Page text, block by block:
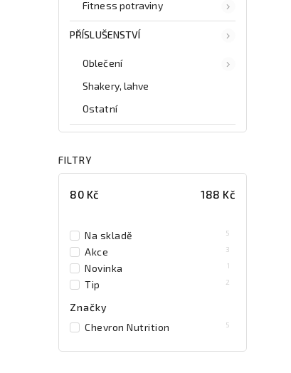
Fitness potraviny
PŘÍSLUŠENSTVÍ
Oblečení
Shakery, lahve
Ostatní
FILTRY
80 Kč 188 Kč
Na skladě 5
Akce 3
Novinka 1
Tip 2
Značky
Chevron Nutrition
5